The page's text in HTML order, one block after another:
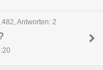
Antworten: 2